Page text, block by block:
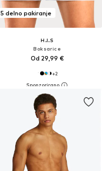
5 delno pakiranje
H.I.S
Boksarice
Od 29,99 €
+2